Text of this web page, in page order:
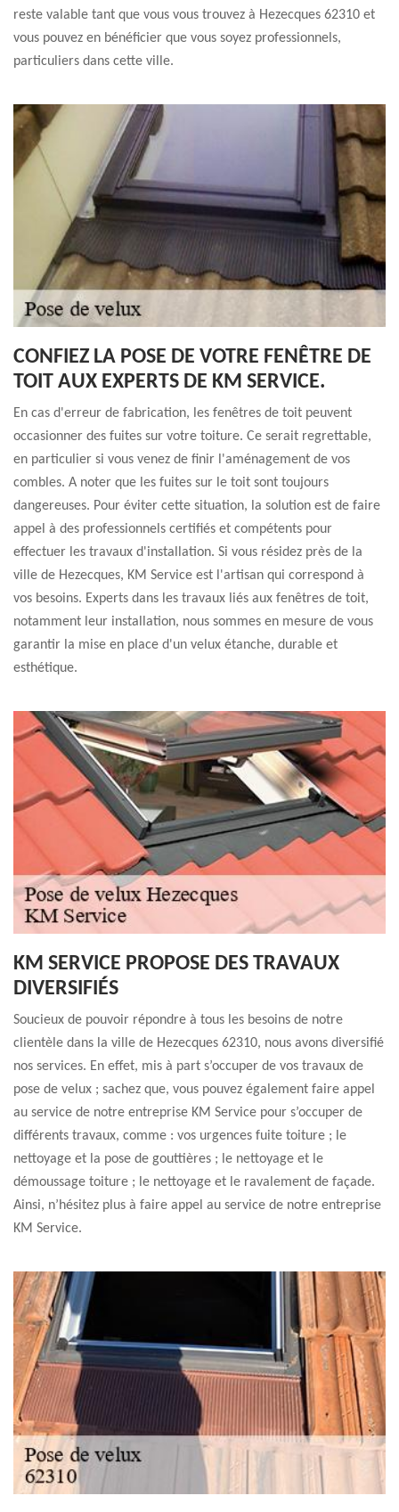
reste valable tant que vous vous trouvez à Hezecques 62310 et
vous pouvez en bénéficier que vous soyez professionnels,
particuliers dans cette ville.
CONFIEZ LA POSE DE VOTRE FENÊTRE DE
TOIT AUX EXPERTS DE KM SERVICE.
En cas d'erreur de fabrication, les fenêtres de toit peuvent
occasionner des fuites sur votre toiture. Ce serait regrettable,
en particulier si vous venez de finir l'aménagement de vos
combles. A noter que les fuites sur le toit sont toujours
dangereuses. Pour éviter cette situation, la solution est de faire
appel à des professionnels certifiés et compétents pour
effectuer les travaux d'installation. Si vous résidez près de la
ville de Hezecques, KM Service est l'artisan qui correspond à
vos besoins. Experts dans les travaux liés aux fenêtres de toit,
notamment leur installation, nous sommes en mesure de vous
garantir la mise en place d'un velux étanche, durable et
esthétique.
KM SERVICE PROPOSE DES TRAVAUX
DIVERSIFIÉS
Soucieux de pouvoir répondre à tous les besoins de notre
clientèle dans la ville de Hezecques 62310, nous avons diversifié
nos services. En effet, mis à part s’occuper de vos travaux de
pose de velux ; sachez que, vous pouvez également faire appel
au service de notre entreprise KM Service pour s’occuper de
différents travaux, comme : vos urgences fuite toiture ; le
nettoyage et la pose de gouttières ; le nettoyage et le
démoussage toiture ; le nettoyage et le ravalement de façade.
Ainsi, n’hésitez plus à faire appel au service de notre entreprise
KM Service.